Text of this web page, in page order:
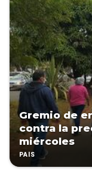
Gremio de
contra la
miércoles
PAÍS